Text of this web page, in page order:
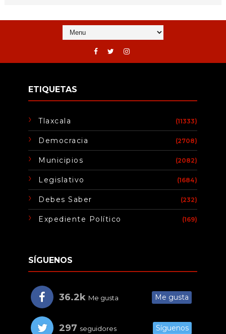
ETIQUETAS
Tlaxcala (11333)
Democracia (2708)
Municipios (2082)
Legislativo (1684)
Debes Saber (232)
Expediente Político (169)
SÍGUENOS
36.2k Me gusta Me gusta
297 seguidores Síguenos